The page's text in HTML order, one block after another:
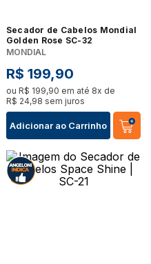
Secador de Cabelos Mondial
Golden Rose SC-32
MONDIAL
R$ 199,90
ou R$ 199,90 em até 8x de
R$ 24,98 sem juros
Adicionar ao Carrinho